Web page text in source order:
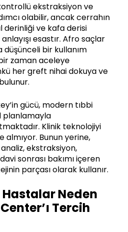
ekstraksiyon ve
olabilir, ancak cerrahın
derinliği ve kafa derisi
esastır. Afro saçlar
bir kullanım
zaman aceleye
her greft nihai dokuya ve
gücü, modern tıbbi
planlamayla
Klinik teknolojiyi
almıyor. Bunun yerine,
ekstraksiyon,
sonrası bakımı içeren
parçası olarak kullanır.
Neden
Tercih